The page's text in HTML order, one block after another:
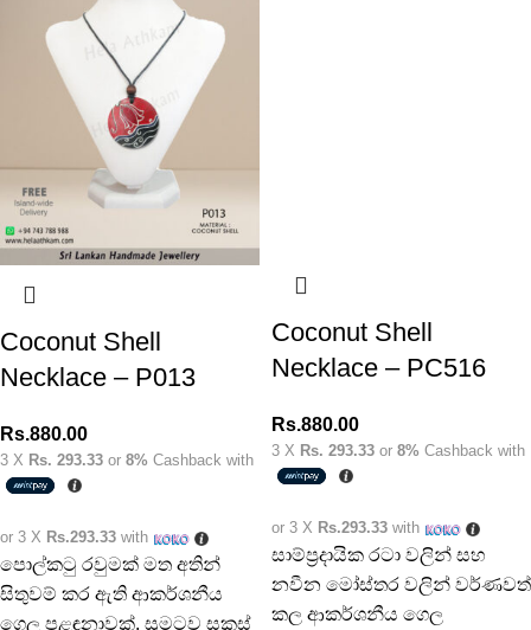
Coconut Shell
Necklace – P013
Rs.880.00
3 X Rs. 293.33 or 8% Cashback with
or 3 X Rs.293.33 with
පොල්කටු රවුමක් මත අතින්
සිතුවම් කර ඇති ආකර්ශනීය
ගෙල පළඳනාවක්. සුමටව සකස්
Coconut Shell
Necklace – PC516
Rs.880.00
3 X Rs. 293.33 or 8% Cashback with
or 3 X Rs.293.33 with
සාම්ප්‍රදායික රටා වලින් සහ
නවීන මෝස්තර වලින් වර්ණවත්
කල ආකර්ශනීය ගෙල